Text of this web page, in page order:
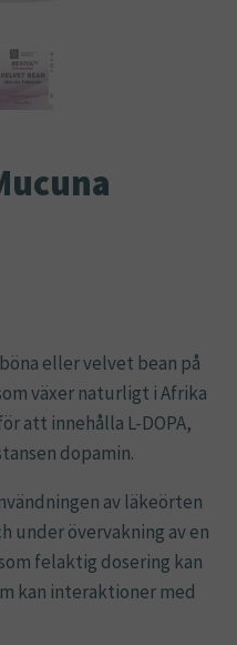
eller velvet bean på
växer naturligt i Afrika
att innehålla L-DOPA,
dopamin.
av läkeörten
under övervakning av en
felaktig dosering kan
kan interaktioner med